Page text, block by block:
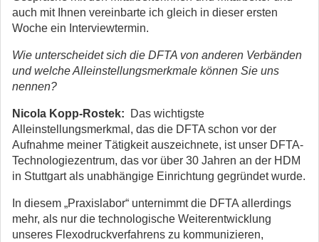
auch mit Ihnen vereinbarte ich gleich in dieser ersten
Woche ein Interviewtermin.
Wie unterscheidet sich die DFTA von anderen Verbänden
und welche Alleinstellungsmerkmale können Sie uns
nennen?
Nicola Kopp-Rostek:
Das wichtigste
Alleinstellungsmerkmal, das die DFTA schon vor der
Aufnahme meiner Tätigkeit auszeichnete, ist unser DFTA-
Technologiezentrum, das vor über 30 Jahren an der HDM
in Stuttgart als unabhängige Einrichtung gegründet wurde.
In diesem „Praxislabor“ unternimmt die DFTA allerdings
mehr, als nur die technologische Weiterentwicklung
unseres Flexodruckverfahrens zu kommunizieren,